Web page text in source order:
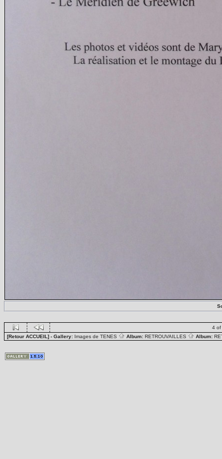
4 of
[Retour ACCUEIL] - Gallery: Images de TENES Album: RETROUVAILLES Album: